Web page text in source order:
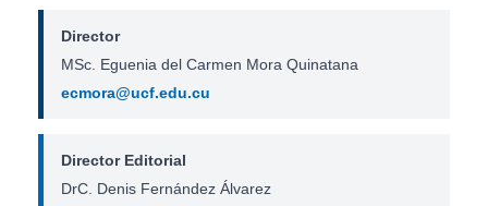
Director
MSc. Eguenia del Carmen Mora Quinatana
ecmora@ucf.edu.cu
Director Editorial
DrC. Denis Fernández Álvarez